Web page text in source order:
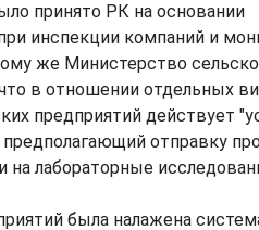
принято РК на основании
инспекции компаний и
же Министерство
в отношении отдельных
предприятий действует
отправку
на лабораторные
была налажена